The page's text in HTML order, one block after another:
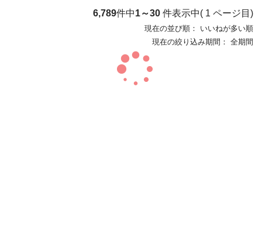
6,789件中1～30 件表示中( 1 ページ目)
現在の並び順： いいねが多い順
現在の絞り込み期間： 全期間